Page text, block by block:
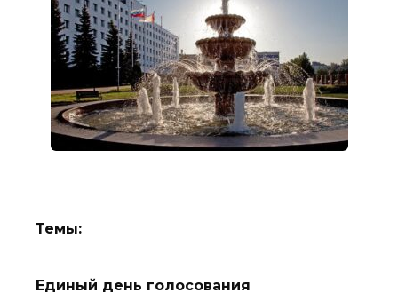
Темы:
Единый день голосования